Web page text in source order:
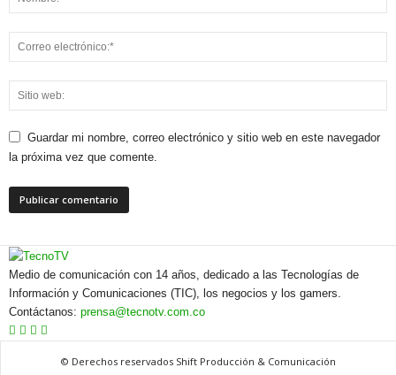
Guardar mi nombre, correo electrónico y sitio web en este navegador
la próxima vez que comente.
Medio de comunicación con 14 años, dedicado a las Tecnologías de
Información y Comunicaciones (TIC), los negocios y los gamers.
Contáctanos: prensa@tecnotv.com.co
© Derechos reservados Shift Producción & Comunicación